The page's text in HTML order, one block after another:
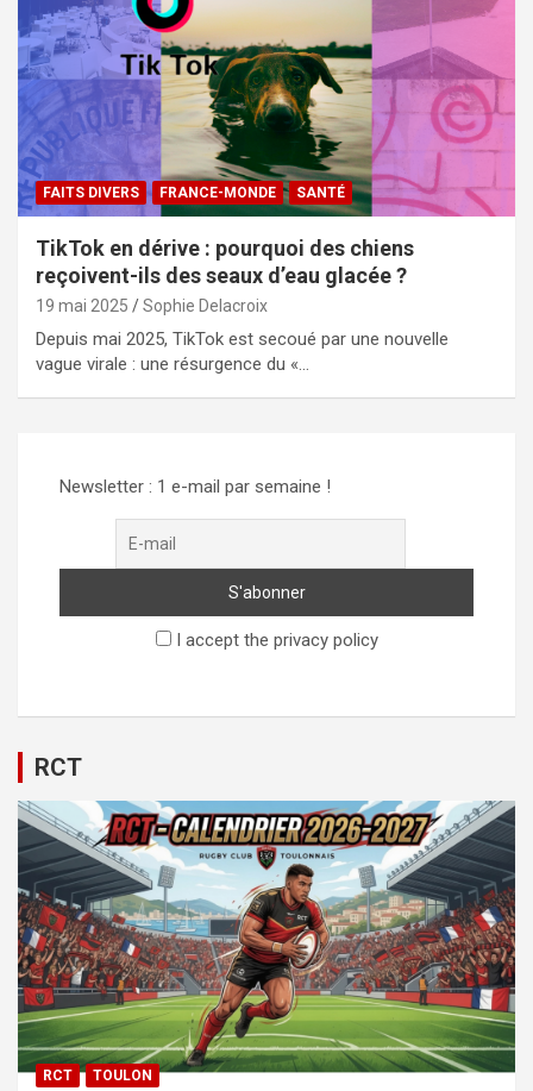
FAITS DIVERS FRANCE-MONDE SANTÉ
TikTok en dérive : pourquoi des chiens
reçoivent-ils des seaux d’eau glacée ?
19 mai 2025 Sophie Delacroix
Depuis mai 2025, TikTok est secoué par une nouvelle
vague virale : une résurgence du «…
Newsletter : 1 e-mail par semaine !
I accept the privacy policy
RCT
RCT TOULON